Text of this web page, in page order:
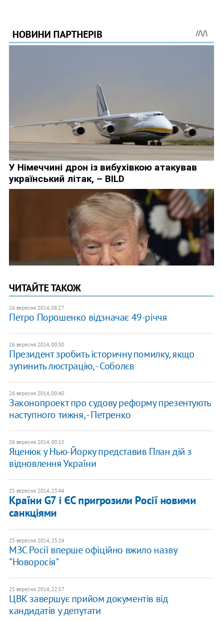
ЧИТАЙТЕ ТАКОЖ
26 вересня 2014, 08:27
Петро Порошенко відзначає 49-річчя
26 вересня 2014, 00:50
Президент зробить історичну помилку, якщо
зупинить люстрацію, - Соболєв
26 вересня 2014, 00:40
Законопроект про судову реформу презентують
наступного тижня, - Петренко
26 вересня 2014, 00:15
Яценюк у Нью-Йорку представив План дій з
відновлення України
25 вересня 2014, 23:44
Країни G7 і ЄС пригрозили Росії новими
санкціями
25 вересня 2014, 23:24
МЗС Росії вперше офіційно вжило назву
"Новоросія"
25 вересня 2014, 22:57
ЦВК завершує прийом документів від
кандидатів у депутати